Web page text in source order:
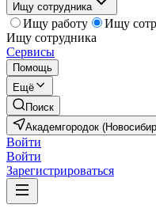
Ищу сотрудника
Ищу работу
Ищу
Ищу сотрудника
Сервисы
Помощь
Ещё
Поиск
Академгородок
Войти
Войти
Зарегистрироваться